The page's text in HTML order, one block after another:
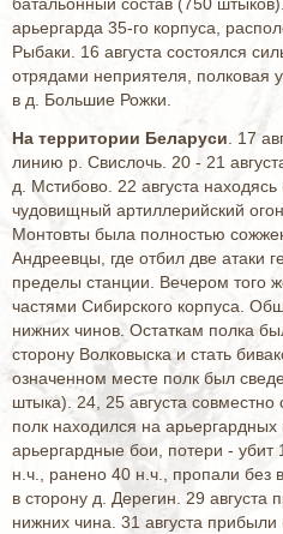
арьергарда 35-го корпуса,
Рыбаки. 16 августа состоялся
отрядами неприятеля, полковая
в д. Большие Рожки.
На территории Беларуси . 17
линию р. Свислочь. 20 - 21
д. Мстибово. 22 августа
чудовищный артиллерийский
Монтовты была полностью
Андреевцы, где отбил две атаки
пределы станции. Вечером того
частями Сибирского корпуса.
нижних чинов. Остаткам полка
сторону Волковыска и стать
означенном месте полк был
штыка). 24, 25 августа совместно
полк находился на
арьергардные бои, потери -
н.ч., ранено 40 н.ч., пропали без
в сторону д. Дерегин. 29
нижних чина. 31 августа